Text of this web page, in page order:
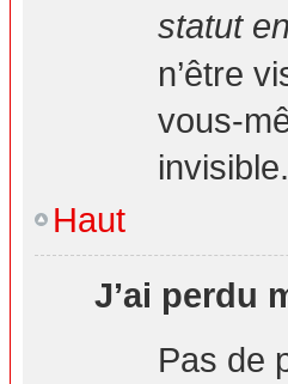
statut
n’être
vous-
invisible.
Haut
J’ai perdu
Pas de